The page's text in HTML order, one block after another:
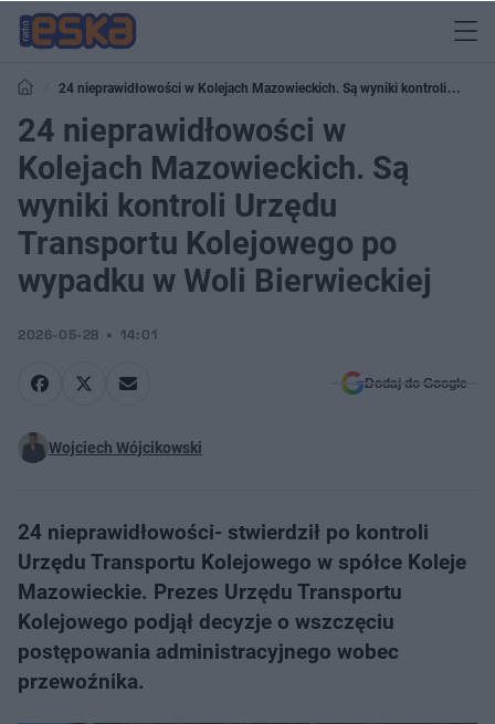
24 nieprawidłowości w Kolejach Mazowieckich. Są wyniki kontroli
Urzędu Transportu Kolejowego po wypadku w Woli Bierwieckiej
24 nieprawidłowości w
Kolejach Mazowieckich. Są
wyniki kontroli Urzędu
Transportu Kolejowego po
wypadku w Woli Bierwieckiej
2026-05-28 14:01
Dodaj do Google
Wojciech Wójcikowski
24 nieprawidłowości- stwierdził po kontroli
Urzędu Transportu Kolejowego w spółce Koleje
Mazowieckie. Prezes Urzędu Transportu
Kolejowego podjął decyzje o wszczęciu
postępowania administracyjnego wobec
przewoźnika.